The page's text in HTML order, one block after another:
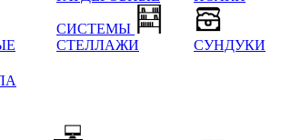
СИСТЕМЫ
СТЕЛЛАЖИ
СУНДУКИ